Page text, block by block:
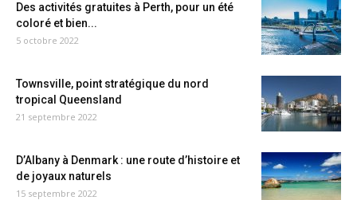
Des activités gratuites à Perth, pour un été
coloré et bien...
5 octobre 2022
Townsville, point stratégique du nord
tropical Queensland
21 septembre 2022
D’Albany à Denmark : une route d’histoire et
de joyaux naturels
15 septembre 2022